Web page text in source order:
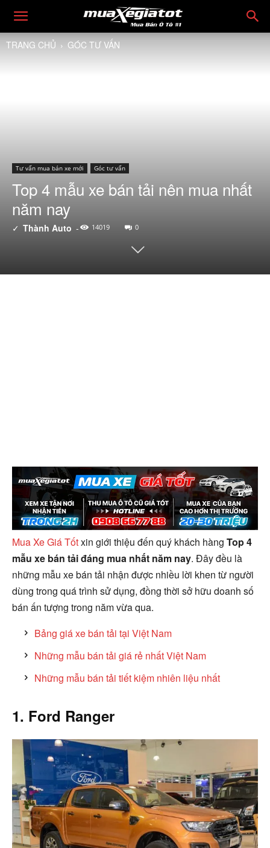
TRANG CHỦ GÓC TƯ VẤN
Tư vấn mua bán xe mới Góc tư vấn
Top 4 mẫu xe bán tải nên mua nhất
năm nay
✓ Thành Auto - 14019 0
Mua Xe Giá Tốtxin giới thiệu đến quý khách hàng Top 4
mẫu xe bán tải đáng mua nhất năm nay. Đây đều là
những mẫu xe bán tải nhận được nhiều lời khen từ người
dùng trong quá trình sử dụng, đồng thời sở hữu doanh số
bán ấn tượng trong năm vừa qua.
Bảng giá xe bán tải tại Việt Nam
Những mẫu bán tải giá rẻ nhất Việt Nam
Những mẫu bán tải tiết kiệm nhiên liệu nhất
1. Ford Ranger